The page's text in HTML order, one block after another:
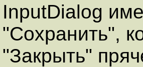
InputDialog
"Сохранить",
"Закрыть"